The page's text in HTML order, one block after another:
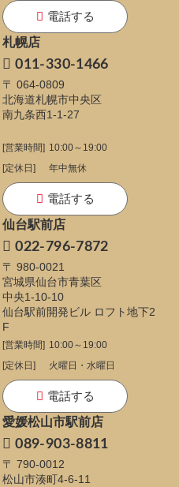
電話する
札幌店
011-330-1466
〒 064-0809
北海道札幌市中央区
南九条西1-1-27
[営業時間] 10:00～19:00
[定休日]
年中無休
電話する
仙台駅前店
022-796-7872
〒 980-0021
宮城県仙台市青葉区
中央1-10-10
仙台駅前開発ビル ロフト地下2
F
[営業時間] 10:00～19:00
[定休日]
火曜日・水曜日
電話する
愛媛松山市駅前店
089-903-8811
〒 790-0012
松山市湊町4-6-11